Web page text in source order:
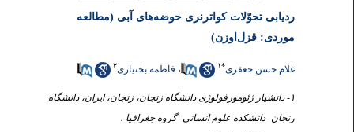
ردیابی تحوّلات کواترنری حوضه‌های آبی (مطالعه
موردی: قزل‌اوزن)
غلام حسن جعفری ،فاطمه بختیاری
۱- دانشیار ژئومورفولوژی دانشگاه زنجان، زنجان، ایران، دانشگاه
رنجان- دانشکده علوم انسانی- گروه جغرافیا ،